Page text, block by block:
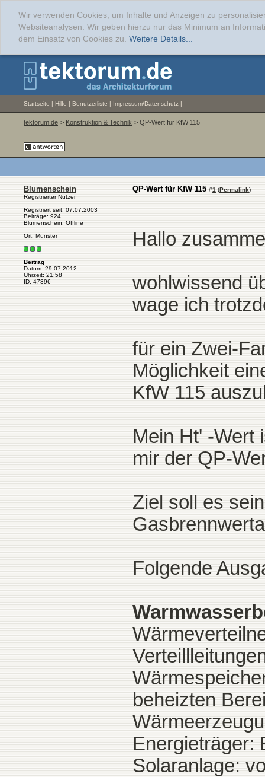
Wir verwenden Cookies, um Inhalte und Anzeigen zu
Websiteanalysen. Wir geben hierzu nur das Minimum an
dem Einsatz von Cookies zu. Weitere Details...
Startseite | Hilfe | Benutzerliste | Impressum/Datenschutz |
tektorum.de > Konstruktion & Technik > QP-Wert für KfW 115
Blumenschein
Registrierter Nutzer
Registriert seit: 07.07.2003
Beiträge: 924
Blumenschein: Offline
Ort: Münster
Beitrag
Datum: 29.07.2012
Uhrzeit: 21:58
ID: 47396
QP-Wert für KfW 115 #1 (Permalink)
Hallo
wohlwissend
wage ich
für ein Zwei-
Möglichkeit
KfW 115
Mein Ht' -Wert
mir der QP-
Ziel soll es
Folgende
beheizten
Energieträger:
Solaranlage: